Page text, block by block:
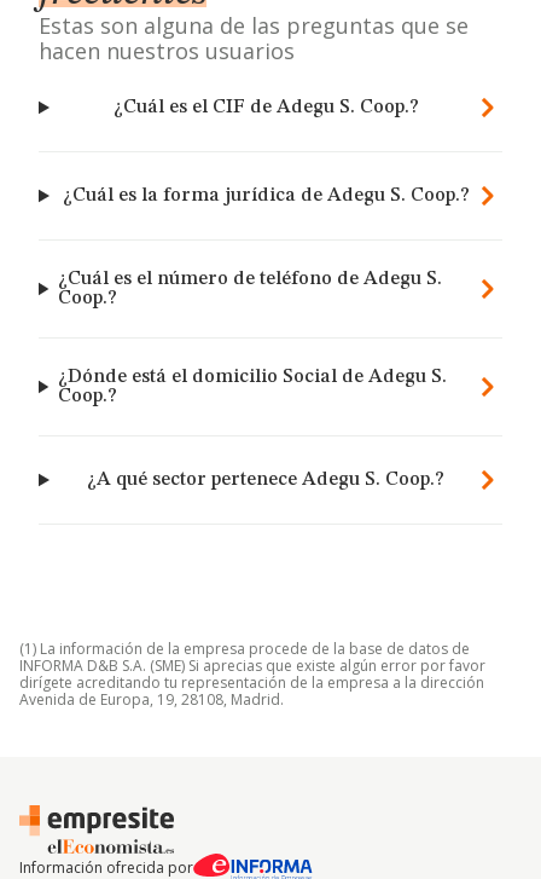
Estas son alguna de las preguntas que se
hacen nuestros usuarios
¿Cuál es el CIF de Adegu S. Coop.?
¿Cuál es la forma jurídica de Adegu S. Coop.?
¿Cuál es el número de teléfono de Adegu S.
Coop.?
¿Dónde está el domicilio Social de Adegu S.
Coop.?
¿A qué sector pertenece Adegu S. Coop.?
(1) La información de la empresa procede de la base de datos de
INFORMA D&B S.A. (SME) Si aprecias que existe algún error por favor
dirígete acreditando tu representación de la empresa a la dirección
Avenida de Europa, 19, 28108, Madrid.
Información ofrecida por